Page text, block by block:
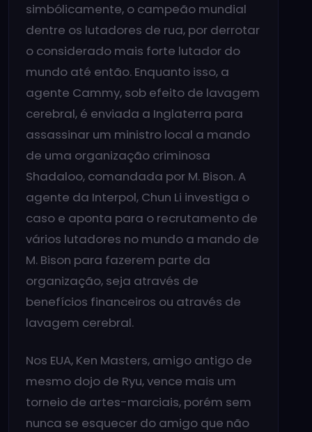
simbólicamente, o campeão mundial
dentre os lutadores de rua, por derrotar
o considerado mais forte lutador do
mundo até então. Enquanto isso, a
agente Cammy, sob efeito de lavagem
cerebral, é enviada a Inglaterra para
assassinar um ministro local a mando
de uma organização criminosa
Shadaloo, comandada por M. Bison. A
agente da Interpol, Chun Li investiga o
caso e aponta para o recrutamento de
vários lutadores no mundo a mando de
M. Bison para fazerem parte da
organização, seja através de
benefícios financeiros ou através de
lavagem cerebral.
Nos EUA, Ken Masters, amigo antigo de
mesmo dojo de Ryu, vence mais um
torneio de artes-marciais, porém sem
nunca se esquecer do amigo que não